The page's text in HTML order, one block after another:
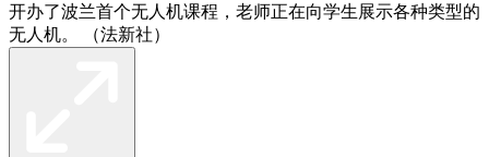
开办了波兰首个无人机课程，老师正在向学生展示各种类型的
无人机。 （法新社）